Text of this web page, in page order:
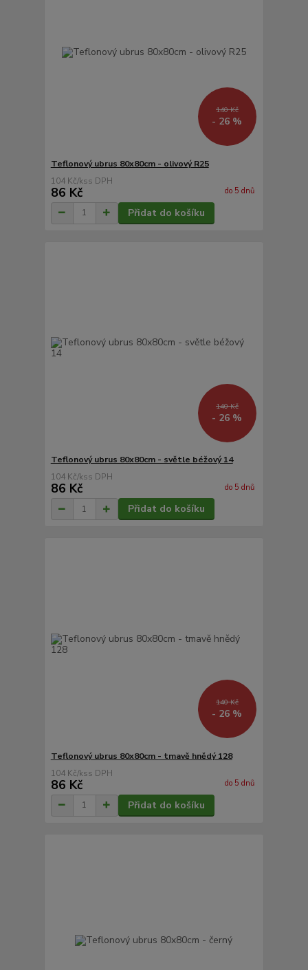
140 Kč
- 26 %
Teflonový ubrus 80x80cm - olivový R25
104 Kč/ks
86 Kč do 5 dnů
Přidat do košíku
140 Kč
- 26 %
Teflonový ubrus 80x80cm - světle béžový 14
104 Kč/ks
86 Kč do 5 dnů
Přidat do košíku
140 Kč
- 26 %
Teflonový ubrus 80x80cm - tmavě hnědý 128
104 Kč/ks
86 Kč do 5 dnů
Přidat do košíku